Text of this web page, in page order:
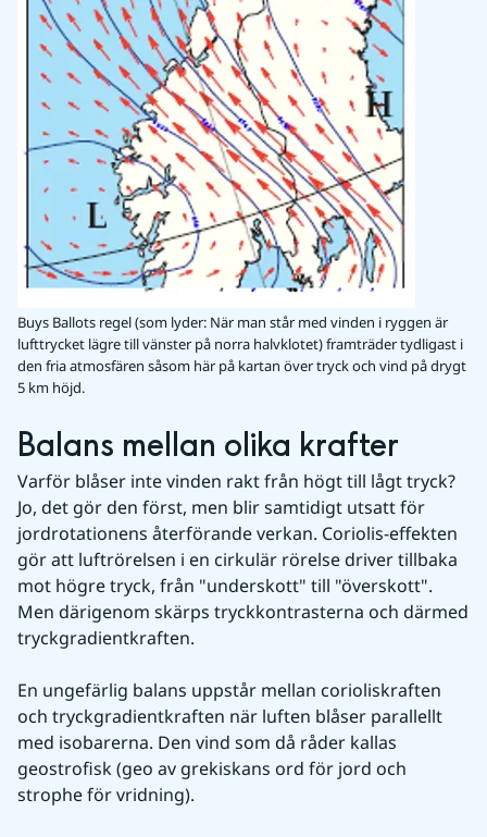
Buys Ballots regel (som lyder: När man står med vinden i ryggen är
lufttrycket lägre till vänster på norra halvklotet) framträder tydligast i
den fria atmosfären såsom här på kartan över tryck och vind på drygt
5 km höjd.
Balans mellan olika krafter
Varför blåser inte vinden rakt från högt till lågt tryck?
Jo, det gör den först, men blir samtidigt utsatt för
jordrotationens återförande verkan. Coriolis-effekten
gör att luftrörelsen i en cirkulär rörelse driver tillbaka
mot högre tryck, från "underskott" till "överskott".
Men därigenom skärps tryckkontrasterna och därmed
tryckgradientkraften.
En ungefärlig balans uppstår mellan corioliskraften
och tryckgradientkraften när luften blåser parallellt
med isobarerna. Den vind som då råder kallas
geostrofisk (geo av grekiskans ord för jord och
strophe för vridning).